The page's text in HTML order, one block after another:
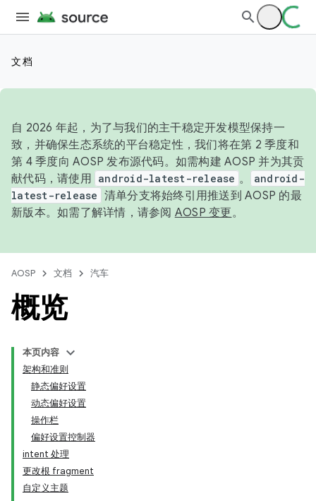
文档
自 2026 年起，为了与我们的主干稳定开发模型保持一
致，并确保生态系统的平台稳定性，我们将在第 2 季度和
第 4 季度向 AOSP 发布源代码。如需构建 AOSP 并为其贡
献代码，请使用 android-latest-release 。
android-
latest-release 清单分支将始终引用推送到 AOSP 的最
新版本。如需了解详情，请参阅 AOSP 变更。
AOSP 文档 汽车
概览
本页内容
架构和准则
静态偏好设置
动态偏好设置
操作栏
偏好设置控制器
intent 处理
更改根 fragment
自定义主题